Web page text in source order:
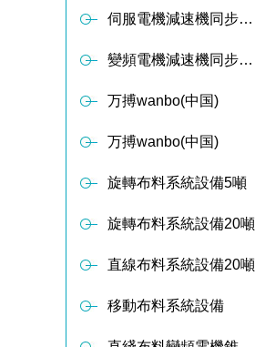
伺服電機減速機同步軸傳動布料器
變頻電機減速機同步軸傳動布料器
万搏wanbo(中国)
万搏wanbo(中国)
旋轉布料系統設備5噸
旋轉布料系統設備20噸
直線布料系統設備20噸
移動布料系統設備